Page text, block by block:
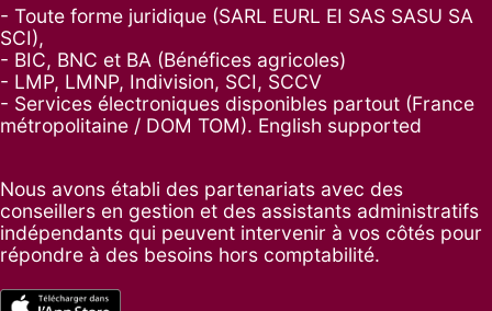
- Toute forme juridique (SARL EURL EI SAS SASU SA
SCI),
- BIC, BNC et BA (Bénéfices agricoles)
- LMP, LMNP, Indivision, SCI, SCCV
- Services électroniques disponibles partout (France
métropolitaine / DOM TOM). English supported
Nous avons établi des partenariats avec des
conseillers en gestion et des assistants administratifs
indépendants qui peuvent intervenir à vos côtés pour
répondre à des besoins hors comptabilité.